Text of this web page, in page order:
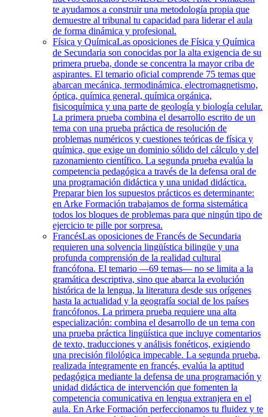
te ayudamos a construir una metodología propia que
demuestre al tribunal tu capacidad para liderar el aula
de forma dinámica y profesional.
Física y QuímicaLas oposiciones de Física y Química
de Secundaria son conocidas por la alta exigencia de su
primera prueba, donde se concentra la mayor criba de
aspirantes. El temario oficial comprende 75 temas que
abarcan mecánica, termodinámica, electromagnetismo,
óptica, química general, química orgánica,
fisicoquímica y una parte de geología y biología celular.
La primera prueba combina el desarrollo escrito de un
tema con una prueba práctica de resolución de
problemas numéricos y cuestiones teóricas de física y
química, que exige un dominio sólido del cálculo y del
razonamiento científico. La segunda prueba evalúa la
competencia pedagógica a través de la defensa oral de
una programación didáctica y una unidad didáctica.
Preparar bien los supuestos prácticos es determinante:
en Arke Formación trabajamos de forma sistemática
todos los bloques de problemas para que ningún tipo de
ejercicio te pille por sorpresa.
FrancésLas oposiciones de Francés de Secundaria
requieren una solvencia lingüística bilingüe y una
profunda comprensión de la realidad cultural
francófona. El temario —69 temas— no se limita a la
gramática descriptiva, sino que abarca la evolución
histórica de la lengua, la literatura desde sus orígenes
hasta la actualidad y la geografía social de los países
francófonos. La primera prueba requiere una alta
especialización: combina el desarrollo de un tema con
una prueba práctica lingüística que incluye comentarios
de texto, traducciones y análisis fonéticos, exigiendo
una precisión filológica impecable. La segunda prueba,
realizada íntegramente en francés, evalúa la aptitud
pedagógica mediante la defensa de una programación y
unidad didáctica de intervención que fomenten la
competencia comunicativa en lengua extranjera en el
aula. En Arke Formación perfeccionamos tu fluidez y te